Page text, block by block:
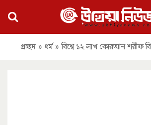
প্রচ্ছদ » ধর্ম » বিশ্বে ১২ লাখ কোরআন শরীফ